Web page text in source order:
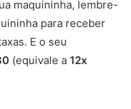
maquininha, lembre-
para receber
E o seu
(equivale a 12x